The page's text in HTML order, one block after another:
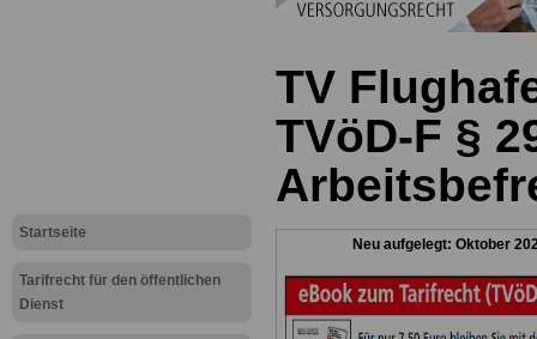
Startseite
Tarifrecht für den öffentlichen
Dienst
TV
TVöD-F §
Neu aufgelegt: Oktober